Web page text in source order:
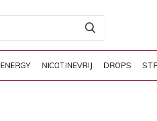
ENERGY NICOTINEVRIJ DROPS